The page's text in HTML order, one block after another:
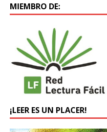
MIEMBRO DE:
¡LEER ES UN PLACER!